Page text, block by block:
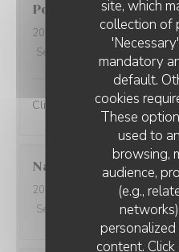
site, which
collection of
mandatory
default.
cookies
These
used to
browsing,
audience,
(e.g.,
content.
Perret
2025-10-21
- 13:00 - Guests 2
Service
Ambiance:5 /5
Client fidèle et jamais déçu
Nathalie
2025-10-20
- 12:00 - Guests 3
Service
Ambiance:5/5